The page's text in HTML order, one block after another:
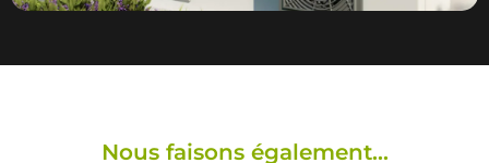
Nous faisons également...